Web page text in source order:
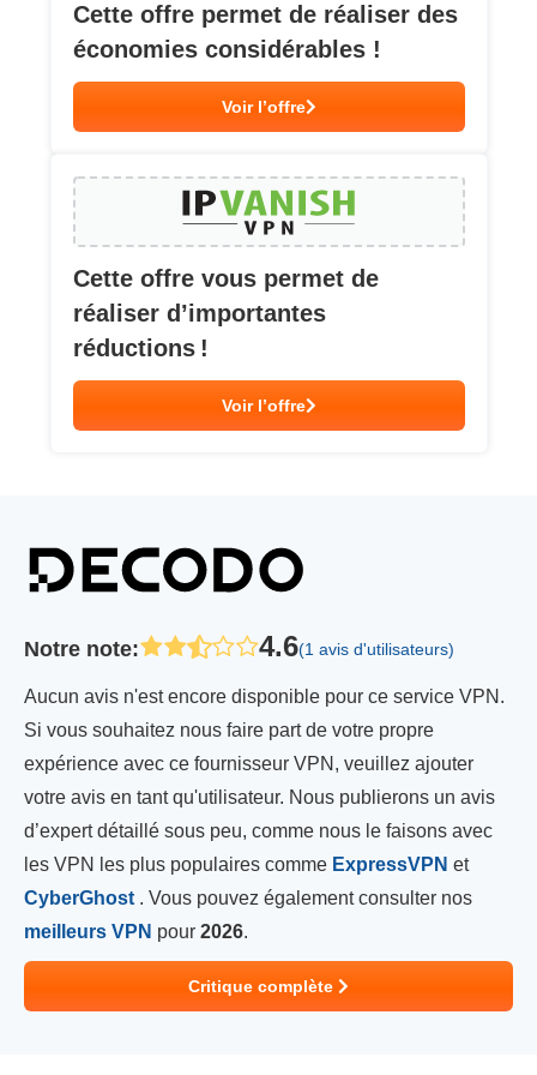
Cette offre permet de réaliser des
économies considérables !
Voir l’offre
Cette offre vous permet de
réaliser d’importantes
réductions !
Voir l’offre
Notre note: 4.6(1 avis d'utilisateurs)
Aucun avis n'est encore disponible pour ce service VPN.
Si vous souhaitez nous faire part de votre propre
expérience avec ce fournisseur VPN, veuillez ajouter
votre avis en tant qu'utilisateur. Nous publierons un avis
d’expert détaillé sous peu, comme nous le faisons avec
les VPN les plus populaires comme ExpressVPN et
CyberGhost . Vous pouvez également consulter nos
meilleurs VPN pour 2026.
Critique complète